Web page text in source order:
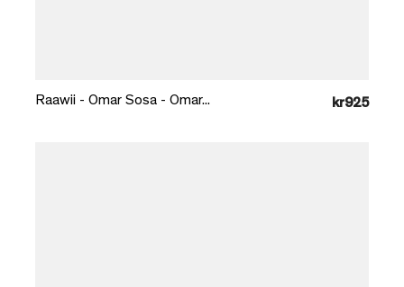
Raawii - Omar Sosa - Omar... kr925